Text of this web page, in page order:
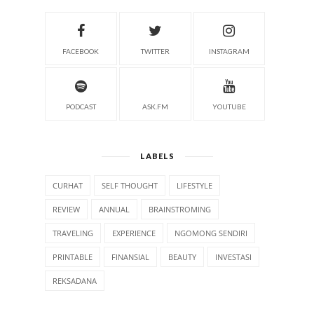
FACEBOOK TWITTER INSTAGRAM
PODCAST ASK.FM YOUTUBE
LABELS
CURHAT SELF THOUGHT LIFESTYLE
REVIEW ANNUAL BRAINSTROMING
TRAVELING EXPERIENCE NGOMONG SENDIRI
PRINTABLE FINANSIAL BEAUTY INVESTASI
REKSADANA